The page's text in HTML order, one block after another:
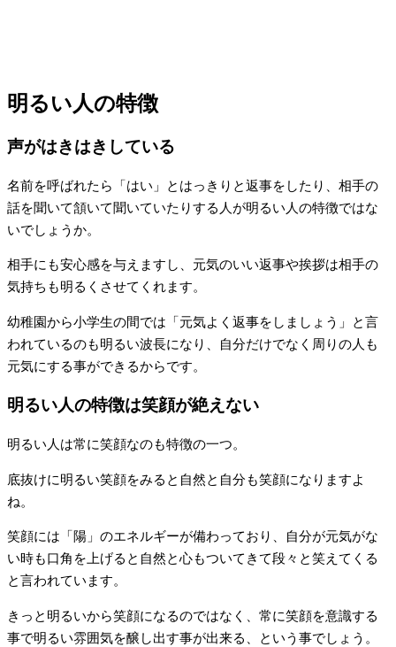
明るい人の特徴
声がはきはきしている
名前を呼ばれたら「はい」とはっきりと返事をしたり、相手の
話を聞いて頷いて聞いていたりする人が明るい人の特徴ではな
いでしょうか。
相手にも安心感を与えますし、元気のいい返事や挨拶は相手の
気持ちも明るくさせてくれます。
幼稚園から小学生の間では「元気よく返事をしましょう」と言
われているのも明るい波長になり、自分だけでなく周りの人も
元気にする事ができるからです。
明るい人の特徴は笑顔が絶えない
明るい人は常に笑顔なのも特徴の一つ。
底抜けに明るい笑顔をみると自然と自分も笑顔になりますよ
ね。
笑顔には「陽」のエネルギーが備わっており、自分が元気がな
い時も口角を上げると自然と心もついてきて段々と笑えてくる
と言われています。
きっと明るいから笑顔になるのではなく、常に笑顔を意識する
事で明るい雰囲気を醸し出す事が出来る、という事でしょう。